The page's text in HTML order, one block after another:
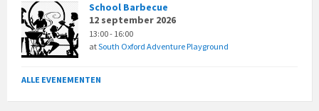
School Barbecue
12 september 2026
13:00 - 16:00
atSouth Oxford Adventure Playground
ALLE EVENEMENTEN